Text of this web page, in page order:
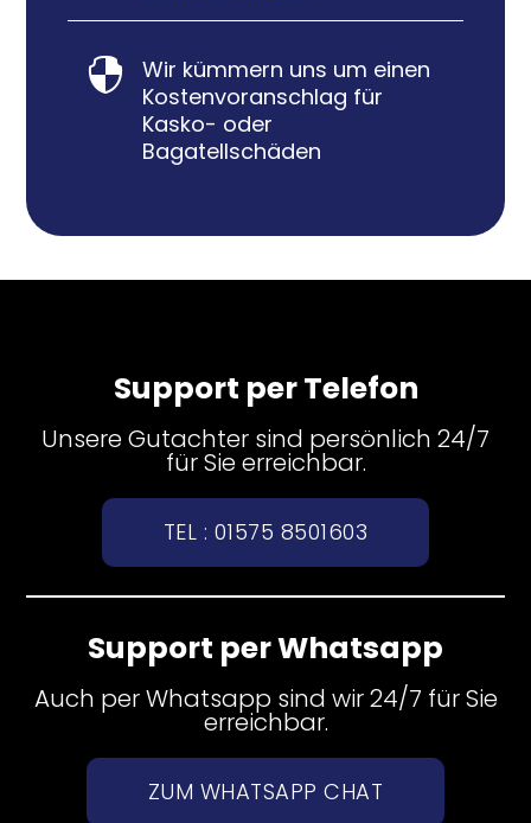

Wir kümmern uns um einen
Kostenvoranschlag für
Kasko- oder
Bagatellschäden
Support per Telefon
Unsere Gutachter sind persönlich 24/7
für Sie erreichbar.
TEL : 01575 8501603
Support per Whatsapp
Auch per Whatsapp sind wir 24/7 für Sie
erreichbar.
ZUM WHATSAPP CHAT